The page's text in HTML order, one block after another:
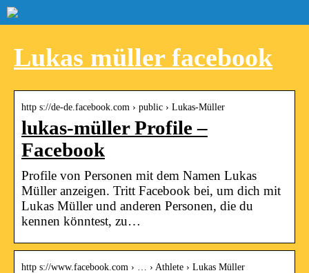
Lukas müller facebook
http s://de-de.facebook.com › public › Lukas-Müller
lukas-müller Profile –
Facebook
Profile von Personen mit dem Namen Lukas
Müller anzeigen. Tritt Facebook bei, um dich mit
Lukas Müller und anderen Personen, die du
kennen könntest, zu…
http s://www.facebook.com › … › Athlete › Lukas Müller